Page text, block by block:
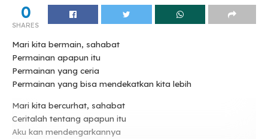
0
SHARES
Mari kita bermain, sahabat
Permainan apapun itu
Permainan yang ceria
Permainan yang bisa mendekatkan kita lebih
Mari kita bercurhat, sahabat
Ceritalah tentang apapun itu
Aku kan mendengarkannya